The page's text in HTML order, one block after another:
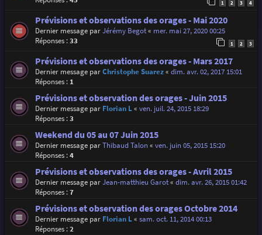
1 2 3 4
Prévisions et observations des orages - Mai 2020
Dernier message parJérémy Begot« mer. mai 27, 2020 00:25
Réponses :33 1 2 3
Prévisions et observations des orages - Mars 2017
Dernier message parChristophe Suarez« dim. avr. 02, 2017 15:01
Réponses : 1
Prévisions et observation des orages - Juin 2015
Dernier message par Florian L« ven. juil. 24, 2015 18:29
Réponses :3
Weekend du 05 au 07 Juin 2015
Dernier message parThibaud Talon« ven. juin 05, 2015 15:20
Réponses :4
Prévisions et observations des orages - Avril 2015
Dernier message parJean-matthieu Garot« dim. avr. 26, 2015 01:42
Réponses :7
Prévisions et observation des orages Octobre 2014
Dernier message par Florian L« sam. oct. 11, 2014 00:13
Réponses :2